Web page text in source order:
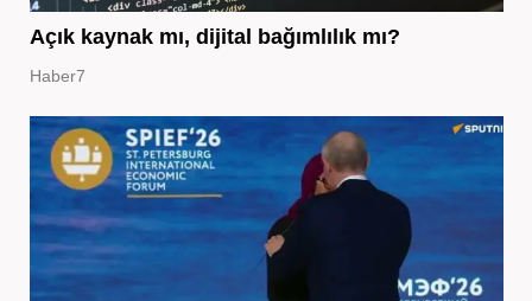
Açık kaynak mı, dijital bağımlılık mı?
Haber7